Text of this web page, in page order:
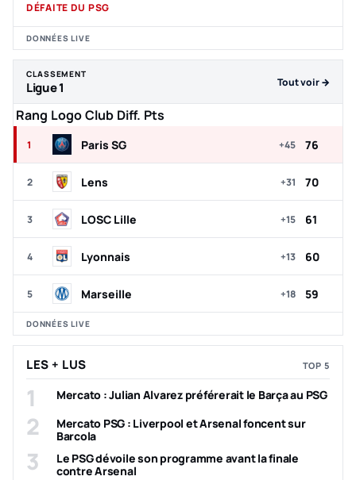
DÉFAITE DU PSG
DONNÉES LIVE
CLASSEMENT
Ligue 1 Tout voir →
Top 5 du classement Ligue 1
Rang LogoClub Diff. Pts
1 Paris SG +45 76
2 Lens +31 70
3 LOSC Lille +15 61
4 Lyonnais +13 60
5 Marseille +18 59
DONNÉES LIVE
LES + LUS TOP 5
1 Mercato : Julian Alvarez préférerait le Barça au PSG
2
Mercato PSG : Liverpool et Arsenal foncent sur
Barcola
3
Le PSG dévoile son programme avant la finale
contre Arsenal